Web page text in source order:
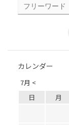
カレンダー
7月 <
日 月